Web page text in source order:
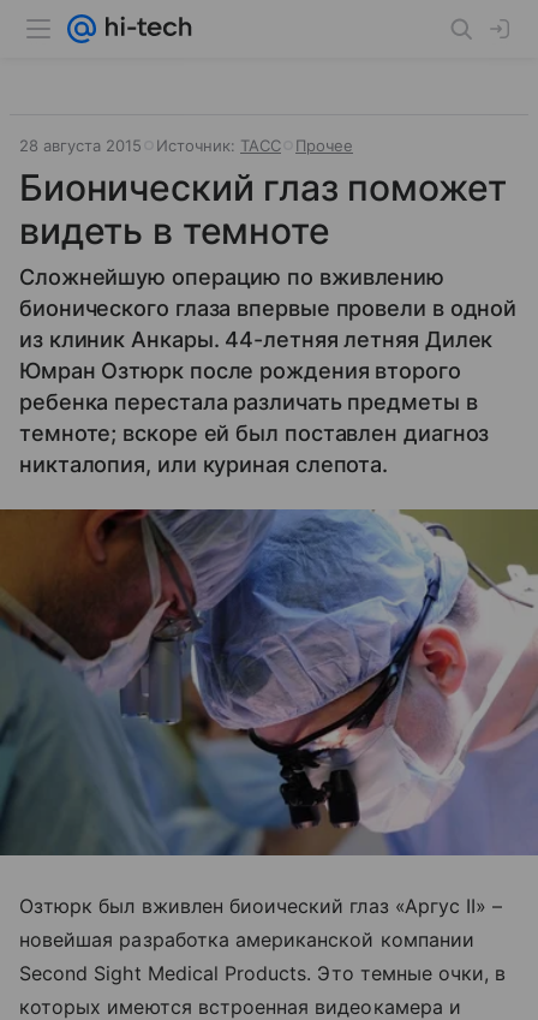
28 августа 2015 Источник: ТАСС Прочее
Бионический глаз поможет
видеть в темноте
Сложнейшую операцию по вживлению
бионического глаза впервые провели в одной
из клиник Анкары. 44-летняя летняя Дилек
Юмран Озтюрк после рождения второго
ребенка перестала различать предметы в
темноте; вскоре ей был поставлен диагноз
никталопия, или куриная слепота.
Озтюрк был вживлен биоический глаз «Аргус II» –
новейшая разработка американской компании
Second Sight Medical Products. Это темные очки, в
которых имеются встроенная видеокамера и